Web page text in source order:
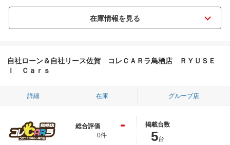
自社ローン＆自社リース佐賀 コレＣＡＲラ鳥栖店 ＲＹＵＳＥ
Ｉ Ｃａｒｓ
詳細 在庫 グループ店
総合評価 -
0件
掲載台数
5台